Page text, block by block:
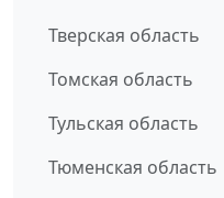
Тверская область
Томская область
Тульская область
Тюменская область